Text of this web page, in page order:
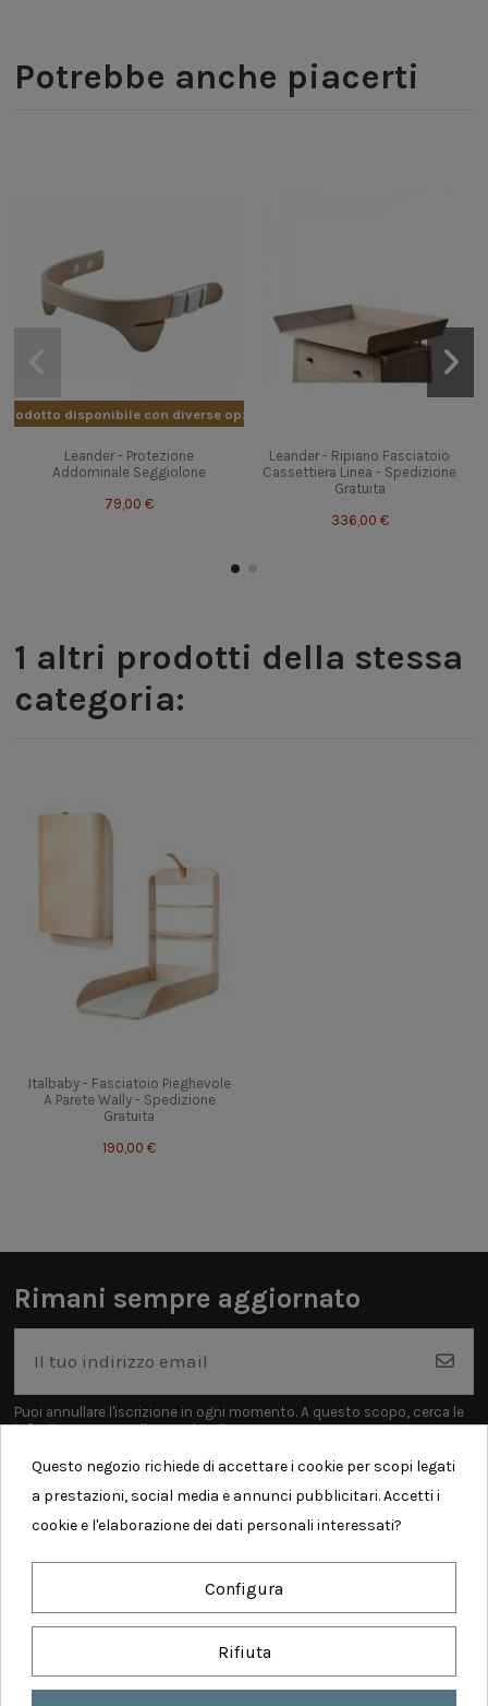
Potrebbe anche piacerti
disponibile con diverse opzioni
Leander - Protezione
Addominale Seggiolone
79,00 €
Leander - Ripiano Fasciatoio
Cassettiera Linea - Spedizione
Gratuita
336,00 €
1 altri prodotti della stessa
categoria:
Italbaby - Fasciatoio Pieghevole
A Parete Wally - Spedizione
Gratuita
190,00 €
Rimani sempre aggiornato
Puoi annullare l'iscrizione in ogni momento. A questo scopo, cerca le
info di contatto nelle note legali.
Questo negozio richiede di accettare i cookie per scopi legati
a prestazioni, social media e annunci pubblicitari. Accetti i
cookie e l'elaborazione dei dati personali interessati?
Configura
Rifiuta